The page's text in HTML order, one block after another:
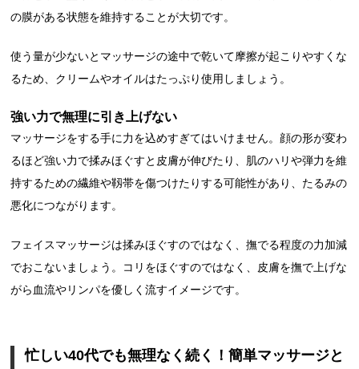
の膜がある状態を維持することが大切です。
使う量が少ないとマッサージの途中で乾いて摩擦が起こりやすくな
るため、クリームやオイルはたっぷり使用しましょう。
強い力で無理に引き上げない
マッサージをする手に力を込めすぎてはいけません。顔の形が変わ
るほど強い力で揉みほぐすと皮膚が伸びたり、肌のハリや弾力を維
持するための繊維や靱帯を傷つけたりする可能性があり、たるみの
悪化につながります。
フェイスマッサージは揉みほぐすのではなく、撫でる程度の力加減
でおこないましょう。コリをほぐすのではなく、皮膚を撫で上げな
がら血流やリンパを優しく流すイメージです。
忙しい40代でも無理なく続く！簡単マッサージと